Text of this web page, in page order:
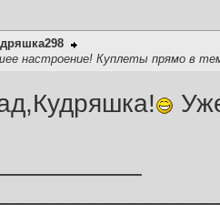
настроение! Куплеты прямо в